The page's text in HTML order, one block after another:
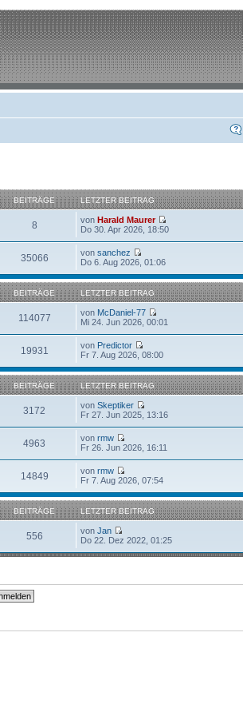
BEITRÄGE LETZTER BEITRAG
8 vonHarald Maurer
Do 30. Apr 2026, 18:50
35066 vonsanchez
Do 6. Aug 2026, 01:06
BEITRÄGE LETZTER BEITRAG
114077 von McDaniel-77
Mi 24. Jun 2026, 00:01
19931 von Predictor
Fr 7. Aug 2026, 08:00
BEITRÄGE LETZTER BEITRAG
3172 vonSkeptiker
Fr 27. Jun 2025, 13:16
4963 vonrmw
Fr 26. Jun 2026, 16:11
14849 vonrmw
Fr 7. Aug 2026, 07:54
BEITRÄGE LETZTER BEITRAG
556 vonJan
Do 22. Dez 2022, 01:25